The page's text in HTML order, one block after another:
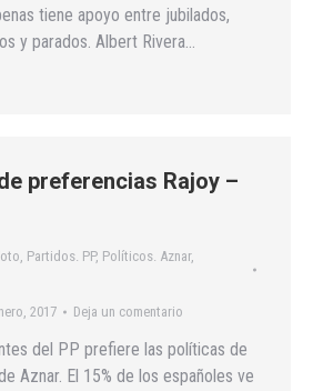
tiene apoyo entre jubilados,
y parados. Albert Rivera…
preferencias Rajoy –
, Partidos. PP, Políticos. Aznar,
2017 Deja un comentario
del PP prefiere las políticas de
Aznar. El 15% de los españoles ve